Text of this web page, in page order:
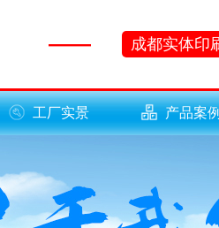
—— 成都实体印
工厂实景 产品案